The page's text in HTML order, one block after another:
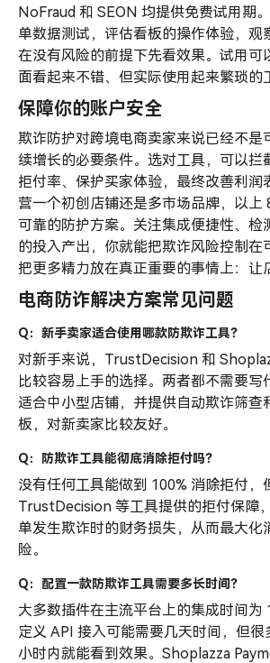
NoFraud 和 SEON 均提供免费试用期
单数据测试，评估看板的操作体验，观
在没有风险的前提下先看效果。试用可
面看起来不错、但实际使用起来繁琐的
保障你的账户安全
欺诈防护对跨境电商卖家来说已经不是
续增长的必要条件。选对工具，可以拦
拒付率、保护买家体验，最终改善利润
营一个初创店铺还是多市场品牌，以上
可靠的防护方案。关注集成便捷性、检
的投入产出，你就能把欺诈风险控制在
把更多精力放在真正重要的事情上：让
电商防诈解决方案常见问题
Q：新手卖家适合使用哪款防欺诈工具？
对新手来说，TrustDecision 和
比较容易上手的选择。两者都不需要写
适合中小型店铺，并提供自动欺诈筛查
板，对新卖家比较友好。
Q：防欺诈工具能彻底消除拒付吗？
没有任何工具能做到 100% 消除拒付，
TrustDecision 等工具提供的拒付保障
单发生欺诈时的财务损失，从而最大化
险。
Q：配置一款防欺诈工具需要多长时间？
大多数插件在主流平台上的集成时间为
定义 API 接入可能需要几天时间，但很
小时内就能看到效果。Shoplazza